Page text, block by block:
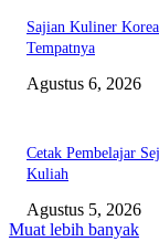
Sajian Kuliner
Tempatnya
Agustus 6, 2026
Cetak Pembelajar
Kuliah
Agustus 5, 2026
Muat lebih banyak